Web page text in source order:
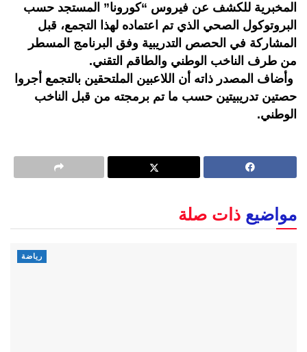
المخبرية للكشف عن فيروس “كورونا” المستجد حسب
البروتوكول الصحي الذي تم اعتماده لهذا التجمع، قبل
المشاركة في الحصص التدريبية وفق البرنامج المسطر
من طرف الناخب الوطني والطاقم التقني.
وأضاف المصدر ذاته أن اللاعبين الملتحقين بالتجمع أجروا
حصتين تدريبيتين حسب ما تم برمجته من قبل الناخب
الوطني.
مواضيع ذات صلة
رياضة